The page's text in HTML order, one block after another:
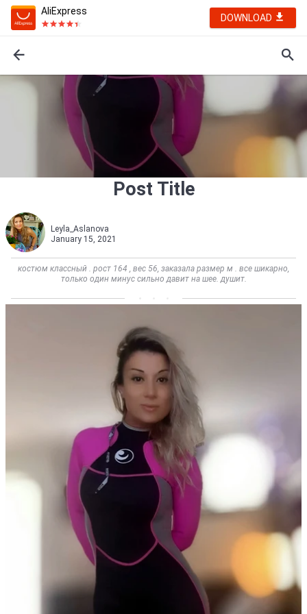
AliExpress
DOWNLOAD
Post Title
Leyla_Aslanova
January 15, 2021
костюм классный . рост 164 , вес 56, заказала размер м . все шикарно,
только один минус сильно давит на шее. душит.